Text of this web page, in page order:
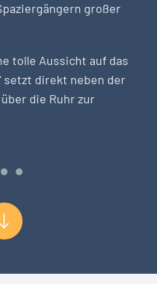
großer
tolle Aussicht auf das
setzt direkt neben der
die Ruhr zur